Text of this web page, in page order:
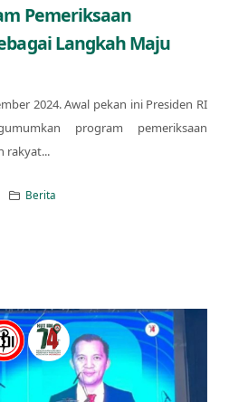
Pemeriksaan
Langkah Maju
2024. Awal pekan ini Presiden RI
program pemeriksaan
rakyat...
Berita